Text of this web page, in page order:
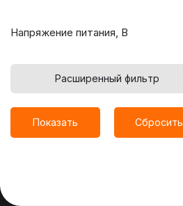
Напряжение питания, В
Расширенный фильтр
Показать Сбросить